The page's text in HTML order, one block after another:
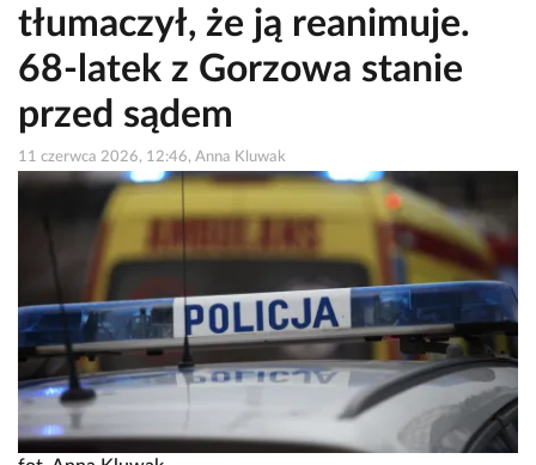
tłumaczył, że ją reanimuje.
68-latek z Gorzowa stanie
przed sądem
11 czerwca 2026, 12:46, Anna Kluwak